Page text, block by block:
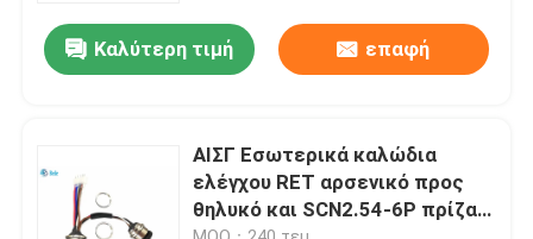
Αδιάβροχοι σύνδεσμοι καλωδίων
γρήγορο τερματικό μπλοκ
Καλύτερη τιμή επαφή
ΑΙΣΓ Εσωτερικά καλώδια
ελέγχου RET αρσενικό προς
θηλυκό και SCN2.54-6P πρίζα